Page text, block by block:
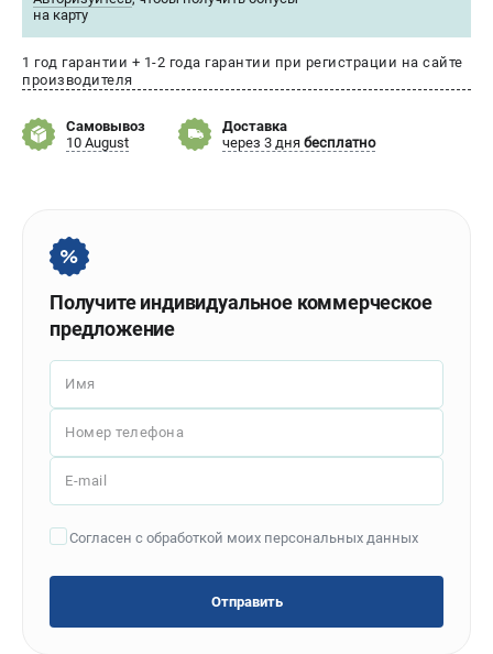
ИНФОРМАЦИЯ
Юридическим лицам
Контакты
Способы оплаты
О компании
О бренде
Бонусная программа
Как нас найти
Комбинированные станки
Ленточнопильные станки
Рейсмусы
Сверлильные станки
Циркулярные станки
Шлифовальные станки
ДОПОЛНИТЕЛЬНОЕ ОБОРУДОВАНИЕ
на карту
1 год гарантии + 1-2 года гарантии при регистрации на сайте
производителя
Самовывоз
10 August
Доставка
через 3 дня бесплатно
Получите индивидуальное коммерческое
предложение
Имя
Номер телефона
E-mail
Согласен с обработкой моих персональных данных
Отправить